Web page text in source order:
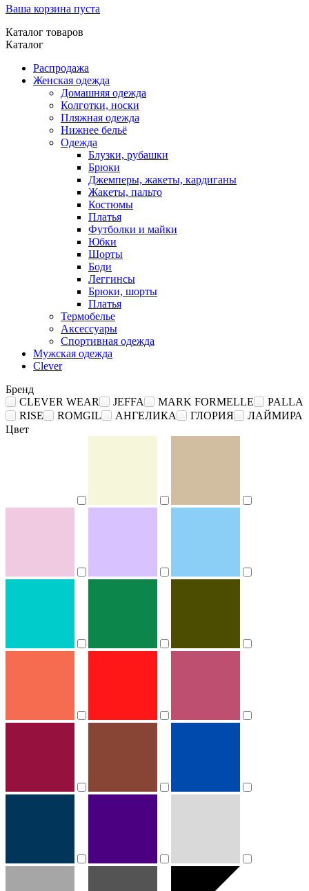
Ваша корзина пуста
Каталог товаров
Каталог
Распродажа
Женская одежда
Домашняя одежда
Колготки, носки
Пляжная одежда
Нижнее бельё
Одежда
Блузки, рубашки
Брюки
Джемперы, жакеты, кардиганы
Жакеты, пальто
Костюмы
Платья
Футболки и майки
Юбки
Шорты
Боди
Леггинсы
Брюки, шорты
Платья
Термобелье
Аксессуары
Спортивная одежда
Мужская одежда
Clever
Бренд
CLEVER WEAR
JEFFA MARK FORMELLE
PALLA
RISE
ROMGIL АНГЕЛИКА ГЛОРИЯ
ЛАЙМИРА
Цвет